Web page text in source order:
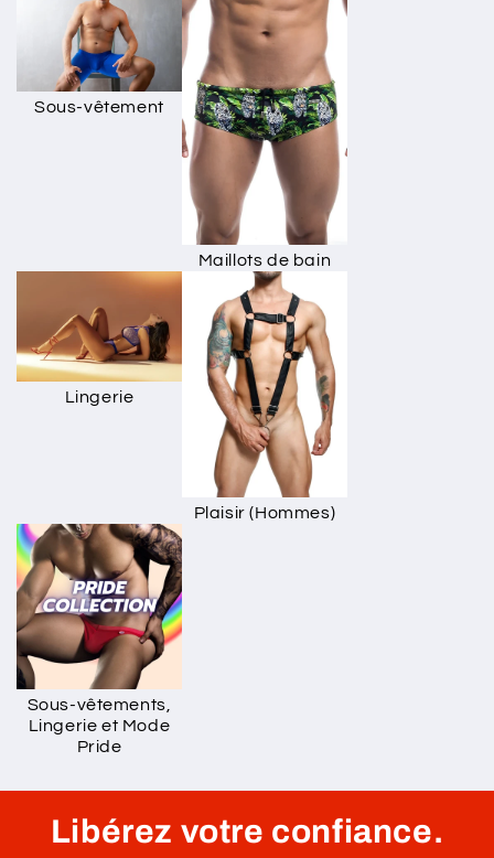
Sous-vêtement
Maillots de bain
Lingerie
Plaisir (Hommes)
Sous-vêtements,
Lingerie et Mode
Pride
Libérez votre confiance.